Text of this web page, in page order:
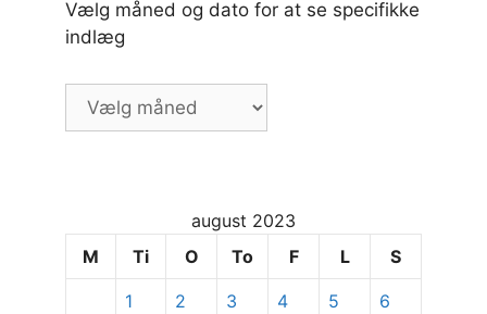
Vælg måned og dato for at se specifikke
indlæg
Vælg
måned
specifikke
august 2023
M
Ti O To F L S
1 2 3 4 5 6